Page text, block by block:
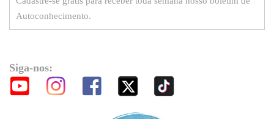
Autoconhecimento.
Siga-nos: